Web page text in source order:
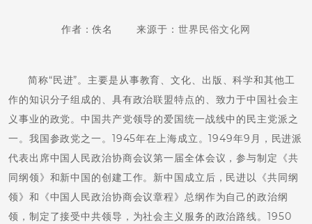
作者：佚名 来源于： 世界民俗文化网
简称“民进”。主要是从事教育、文化、出版、科学和其他工
作的知识分子组成的、具有政治联盟特点的、致力于中国社会主
义事业的政党。中国共产党领导的爱国统一战线中的民主党派之
一。我国参政党之一。1945年在上海成立。1949年9月，民进派
代表出席中国人民政治协商会议第一届全体会议，参与制定《共
同纲领》和新中国的创建工作。新中国成立后，民进以《共同纲
领》和《中国人民政治协商会议章程》总纲作为自己的政治纲
领，制定了接受中共领导，为社会主义服务的政治路线。1950